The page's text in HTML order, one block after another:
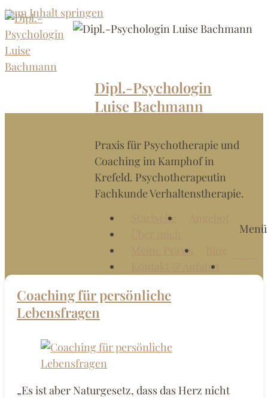
Zum Inhalt springen
Dipl.-Psychologin
Luise Bachmann
Praxis für Psychotherapie und
Coaching im Kamphof in
Krefeld. Psychotherapeutin
Fachkunde Verhaltenstherapie.
Menü
Startseite
Meine Praxis
Kontakt & Anfahrt
Coaching für persönliche
Lebensfragen
„Es ist aber Naturgesetz, dass das Herz nicht